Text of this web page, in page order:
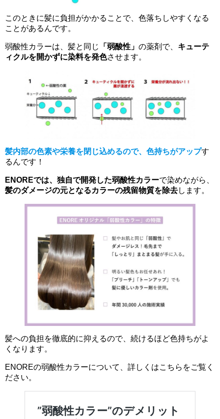
このときに髪に負担がかかることで、色落ちしやすくなる
ことがあるんです。
弱酸性カラーは、髪と同じ 「弱酸性」 の薬剤で、 キューテ
ィクルを開かずに染料を発色させます。
髪内部の色素や栄養を閉じ込めるので、色持ちがアップす
るんです！
ENOREでは、独自で開発した弱酸性カラーで染めながら、
髪のダメージの元となるカラーの残留物質を除去します。
髪への負担を徹底的に抑えるので、続けるほど色持ちがよ
くなります。
ENOREの弱酸性カラーについて、詳しくはこちらをご覧く
ださい。